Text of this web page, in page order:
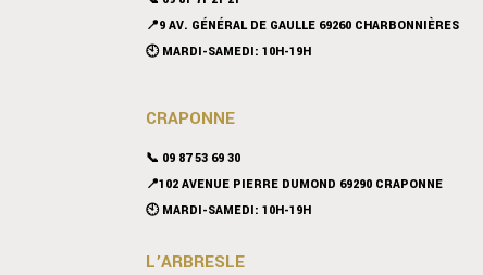
📍9 AV. GÉNÉRAL DE GAULLE 69260 CHARBONNIÈRES
🕙 MARDI-SAMEDI: 10H-19H
CRAPONNE
📞 09 87 53 69 30
📍102 AVENUE PIERRE DUMOND 69290 CRAPONNE
🕙 MARDI-SAMEDI: 10H-19H
L’ARBRESLE